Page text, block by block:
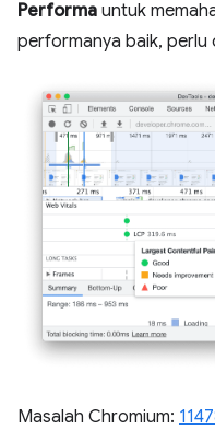
Performa untuk
performanya baik, perlu
Masalah Chromium: